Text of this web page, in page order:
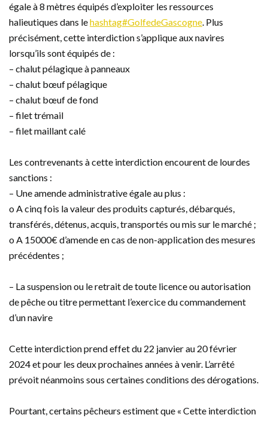
égale à 8 mètres équipés d’exploiter les ressources
halieutiques dans lehashtag#GolfedeGascogne. Plus
précisément, cette interdiction s’applique aux navires
lorsqu’ils sont équipés de :
– chalut pélagique à panneaux
– chalut bœuf pélagique
– chalut bœuf de fond
– filet trémail
– filet maillant calé
Les contrevenants à cette interdiction encourent de lourdes
sanctions :
– Une amende administrative égale au plus :
o A cinq fois la valeur des produits capturés, débarqués,
transférés, détenus, acquis, transportés ou mis sur le marché ;
o A 15000€ d’amende en cas de non-application des mesures
précédentes ;
– La suspension ou le retrait de toute licence ou autorisation
de pêche ou titre permettant l’exercice du commandement
d’un navire
Cette interdiction prend effet du 22 janvier au 20 février
2024 et pour les deux prochaines années à venir. L’arrêté
prévoit néanmoins sous certaines conditions des dérogations.
Pourtant, certains pêcheurs estiment que « Cette interdiction